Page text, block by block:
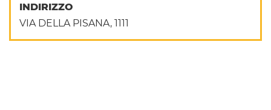
INDIRIZZO
VIA DELLA PISANA, 1111